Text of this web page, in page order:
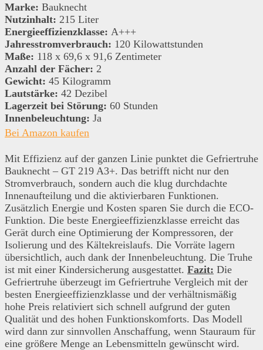
Marke: Bauknecht
Nutzinhalt: 215 Liter
Energieeffizienzklasse: A+++
Jahresstromverbrauch: 120 Kilowattstunden
Maße: 118 x 69,6 x 91,6 Zentimeter
Anzahl der Fächer: 2
Gewicht: 45 Kilogramm
Lautstärke: 42 Dezibel
Lagerzeit bei Störung: 60 Stunden
Innenbeleuchtung: Ja
Bei Amazon kaufen
Mit Effizienz auf der ganzen Linie punktet die Gefriertruhe
Bauknecht – GT 219 A3+. Das betrifft nicht nur den
Stromverbrauch, sondern auch die klug durchdachte
Innenaufteilung und die aktivierbaren Funktionen.
Zusätzlich Energie und Kosten sparen Sie durch die ECO-
Funktion. Die beste Energieeffizienzklasse erreicht das
Gerät durch eine Optimierung der Kompressoren, der
Isolierung und des Kältekreislaufs. Die Vorräte lagern
übersichtlich, auch dank der Innenbeleuchtung. Die Truhe
ist mit einer Kindersicherung ausgestattet. Fazit: Die
Gefriertruhe überzeugt im Gefriertruhe Vergleich mit der
besten Energieeffizienzklasse und der verhältnismäßig
hohe Preis relativiert sich schnell aufgrund der guten
Qualität und des hohen Funktionskomforts. Das Modell
wird dann zur sinnvollen Anschaffung, wenn Stauraum für
eine größere Menge an Lebensmitteln gewünscht wird.